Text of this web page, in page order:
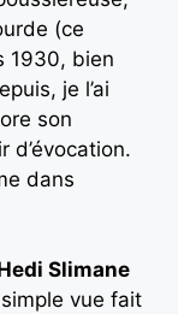
(ce
1930, bien
je l’ai
son
d’évocation.
dans
Slimane
vue fait